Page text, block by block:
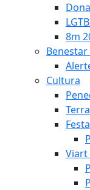
8m
Cultura
Viart